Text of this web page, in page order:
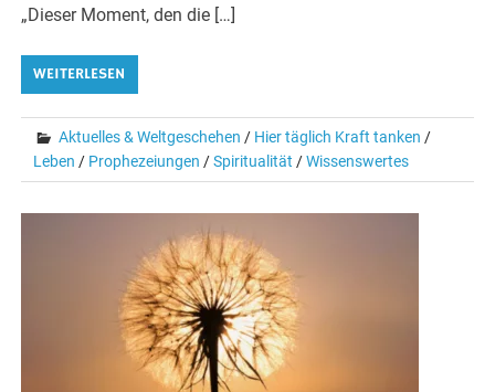
„Dieser Moment, den die […]
WEITERLESEN
Aktuelles & Weltgeschehen / Hier täglich Kraft tanken /
Leben / Prophezeiungen /Spiritualität /Wissenswertes